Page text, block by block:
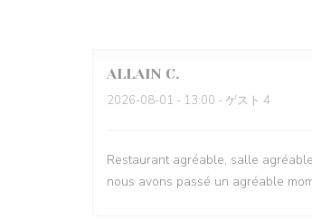
ALLAIN C
2026-08-01 - 13:00 - ゲスト 4
Restaurant agréable, salle
nous avons passé un agréable